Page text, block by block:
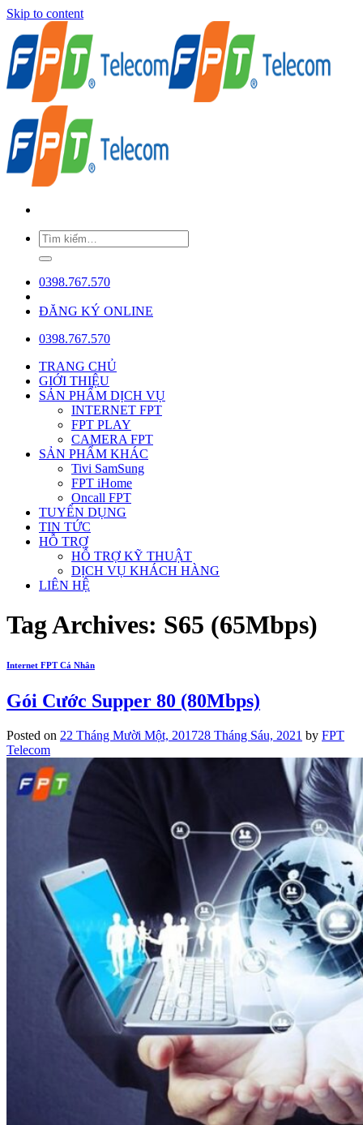
Skip to content
0398.767.570
ĐĂNG KÝ ONLINE
0398.767.570
TRANG CHỦ
GIỚI THIỆU
SẢN PHẨM DỊCH VỤ
INTERNET FPT
FPT PLAY
CAMERA FPT
SẢN PHẨM KHÁC
Tivi SamSung
FPT iHome
Oncall FPT
TUYỂN DỤNG
TIN TỨC
HỖ TRỢ
HỖ TRỢ KỸ THUẬT
DỊCH VỤ KHÁCH HÀNG
LIÊN HỆ
Tag Archives: S65 (65Mbps)
Internet FPT Cá Nhân
Gói Cước Supper 80 (80Mbps)
Posted on 22 Tháng Mười Một, 201728 Tháng Sáu, 2021 by FPT
Telecom